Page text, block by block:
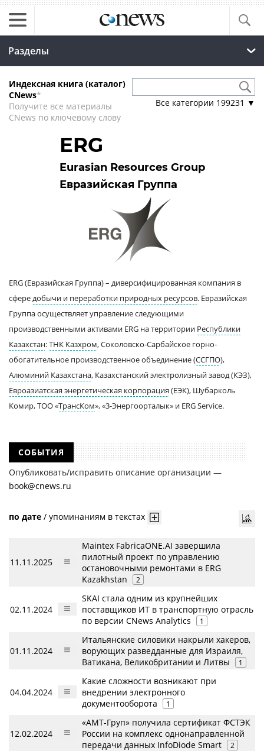
Разделы
Индексная книга (каталог)
CNews*
Получите все материалы
CNews по ключевому слову
Все категории 199231 ▼
ERG
Eurasian Resources Group
Евразийская Группа
ERG (Евразийская Группа) – диверсифицированная компания в
сфередобычи и переработки природных ресурсов. Евразийская
Группа осуществляет управление следующими
производственными активами ERG на территории Республики
Казахстан:ТНК Казхром, Соколовско-Сарбайское горно-
обогатительное производственное объединение (ССГПО),
Алюминий Казахстана, Казахстанский электролизный завод (КЭЗ),
Евроазиатская энергетическая корпорация (ЕЭК), Шубарколь
Комир, ТОО «ТрансКом», «3-Энергоорталык» и ERG Service.
СОБЫТИЯ
Опубликовать/исправить описание организации —
book@cnews.ru
по дате / упоминаниям в текстах
11.11.2025
Maintex FabricaONE.AI завершила
пилотный проект по управлению
остановочными ремонтами в ERG
Kazakhstan
2
02.11.2024
SKAI стала одним из крупнейших
поставщиков ИТ в транспортную отрасль
по версии CNews Analytics
1
01.11.2024
Итальянские силовики накрыли хакеров,
ворующих разведданные для Израиля,
Ватикана, Великобритании и Литвы
1
04.04.2024
Какие сложности возникают при
внедрении электронного
документооборота
1
12.02.2024
«АМТ-Груп» получила сертификат ФСТЭК
России на комплекс однонаправленной
передачи данных InfoDiode Smart
2